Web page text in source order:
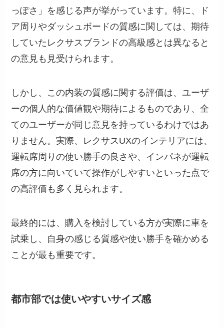
っぽさ」を感じる声が挙がっています。特に、ド
ア周りやダッシュボードの質感に関しては、期待
していたレクサスブランドの高級感とは異なると
の意見も見受けられます。
しかし、この内装の質感に関する評価は、ユーザ
ーの個人的な価値観や期待によるものであり、全
てのユーザーが同じ意見を持っているわけではあ
りません。実際、レクサスUXのインテリアには、
運転席周りの使い勝手の良さや、インパネが運転
席の方に向いていて操作がしやすいといった点で
の高評価も多く見られます。
最終的には、購入を検討している方が実際に車を
試乗し、自身の感じる質感や使い勝手を確かめる
ことが最も重要です。
都市部では使いやすいサイズ感